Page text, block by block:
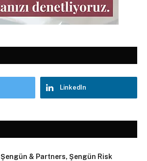
LinkedIn
Şengün & Partners, Şengün Risk